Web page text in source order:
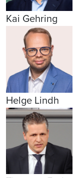
Kai Gehring
Helge Lindh